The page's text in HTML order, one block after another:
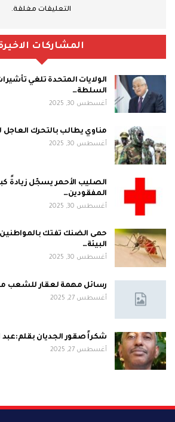
التعليقات مغلقة.
المشاركات
الولايات المتحدة تلغي
السلطة…
أغسطس 30, 2025
مناوي يطالب بالتحرك
أغسطس 30, 2025
الصليب الأحمر يسجّل زيادةً
المفقودين…
أغسطس 30, 2025
حمى الضنك تفتك
البيئة…
أغسطس 30, 2025
رسائل مهمة لعقار للشعب
أغسطس 27, 2025
شكراً صقور الجديان بقلم:عبد
أغسطس 27, 2025